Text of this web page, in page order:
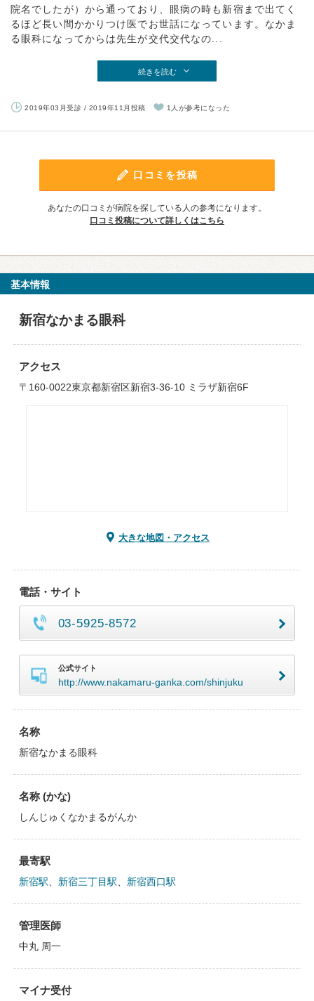
院名でしたが）から通っており、眼病の時も新宿まで出てく
るほど長い間かかりつけ医でお世話になっています。なかま
る眼科になってからは先生が交代交代なの...
続きを読む
2019年03月受診 / 2019年11月投稿 1人が参考になった
口コミを投稿
あなたの口コミが病院を探している人の参考になります。
口コミ投稿について詳しくはこちら
基本情報
新宿なかまる眼科
アクセス
〒160-0022東京都新宿区新宿3-36-10 ミラザ新宿6F
大きな地図・アクセス
電話・サイト
03-5925-8572
公式サイト
http://www.nakamaru-ganka.com/shinjuku
名称
新宿なかまる眼科
名称 (かな)
しんじゅくなかまるがんか
最寄駅
新宿駅 新宿三丁目駅 新宿西口駅
管理医師
中丸 周一
マイナ受付